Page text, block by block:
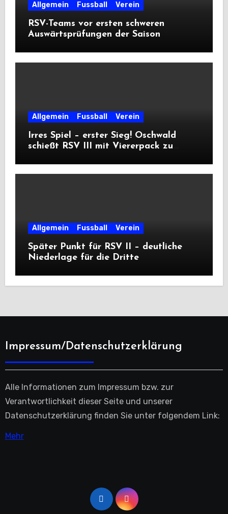
Allgemein Fussball Verein
RSV-Teams vor ersten schweren
Auswärtsprüfungen der Saison
Allgemein Fussball Verein
Irres Spiel – erster Sieg! Oschwald
schießt RSV III mit Viererpack zu
Allgemein Fussball Verein
Später Punkt für RSV II – deutliche
Niederlage für die Dritte
Impressum/Datenschutzerklärung
Alle Informationen zum Impressum bzw. zur
Verantwortlichkeit dieser Seite und unserer
Datenschutzerklärung finden Sie unter folgendem Link:
Mehr